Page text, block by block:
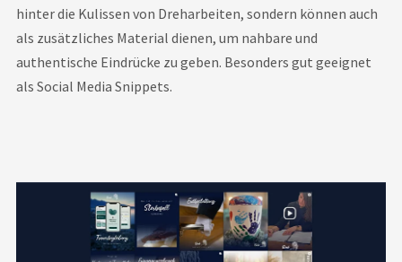
hinter die Kulissen von Dreharbeiten, sondern können auch
als zusätzliches Material dienen, um nahbare und
authentische Eindrücke zu geben. Besonders gut geeignet
als Social Media Snippets.